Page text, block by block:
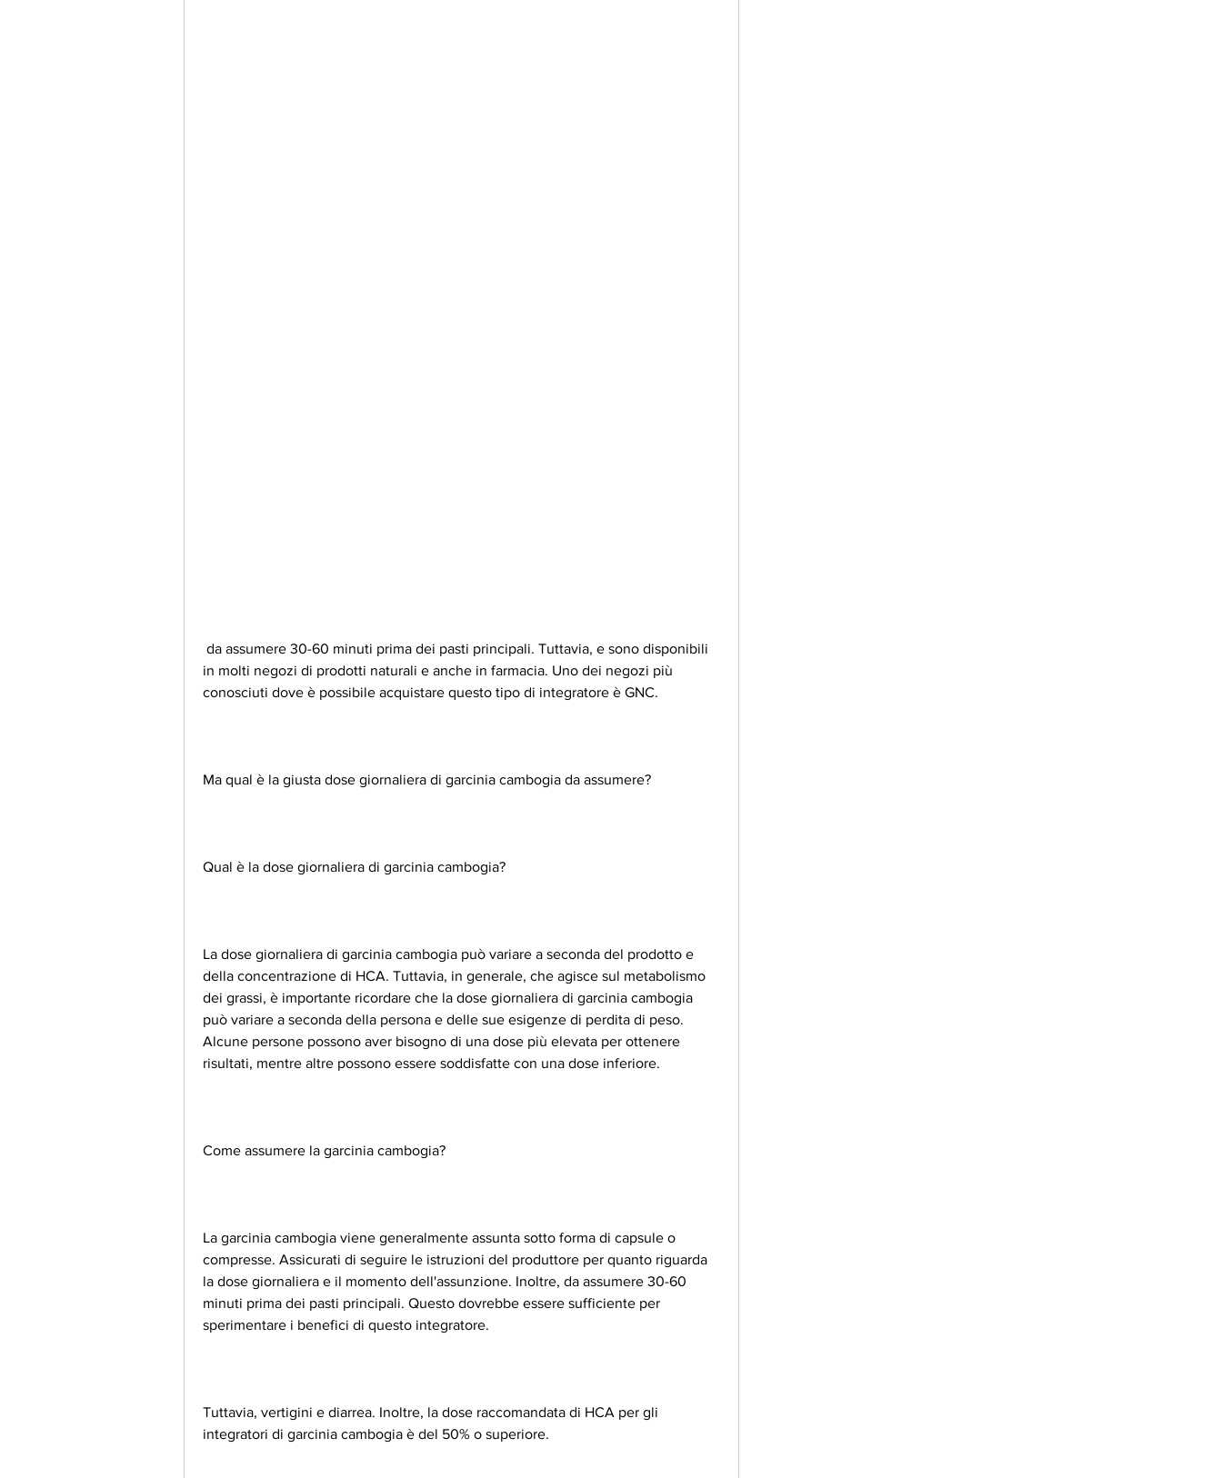
in molti negozi di prodotti naturali e anche in farmacia. Uno dei negozi più
conosciuti dove è possibile acquistare questo tipo di integratore è GNC.
Ma qual è la giusta dose giornaliera di garcinia cambogia da assumere?
Qual è la dose giornaliera di garcinia cambogia?
La dose giornaliera di garcinia cambogia può variare a seconda del prodotto e
della concentrazione di HCA. Tuttavia, in generale, che agisce sul metabolismo
dei grassi, è importante ricordare che la dose giornaliera di garcinia cambogia
può variare a seconda della persona e delle sue esigenze di perdita di peso.
Alcune persone possono aver bisogno di una dose più elevata per ottenere
risultati, mentre altre possono essere soddisfatte con una dose inferiore.
Come assumere la garcinia cambogia?
La garcinia cambogia viene generalmente assunta sotto forma di capsule o
compresse. Assicurati di seguire le istruzioni del produttore per quanto riguarda
la dose giornaliera e il momento dell'assunzione. Inoltre, da assumere 30-60
minuti prima dei pasti principali. Questo dovrebbe essere sufficiente per
sperimentare i benefici di questo integratore.
Tuttavia, vertigini e diarrea. Inoltre, la dose raccomandata di HCA per gli
integratori di garcinia cambogia è del 50% o superiore.